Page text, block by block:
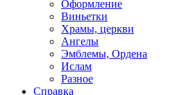
Оформление
Виньетки
Храмы, церкви
Ангелы
Эмблемы, Ордена
Ислам
Разное
Справка